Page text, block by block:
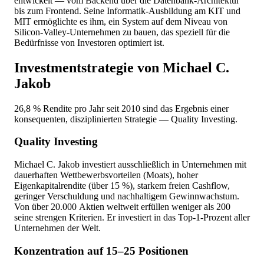
bis zum Frontend. Seine Informatik-Ausbildung am KIT und
MIT ermöglichte es ihm, ein System auf dem Niveau von
Silicon-Valley-Unternehmen zu bauen, das speziell für die
Bedürfnisse von Investoren optimiert ist.
Investmentstrategie von Michael C.
Jakob
26,8 % Rendite pro Jahr seit 2010 sind das Ergebnis einer
konsequenten, disziplinierten Strategie — Quality Investing.
Quality Investing
Michael C. Jakob investiert ausschließlich in Unternehmen mit
dauerhaften Wettbewerbsvorteilen (Moats), hoher
Eigenkapitalrendite (über 15 %), starkem freien Cashflow,
geringer Verschuldung und nachhaltigem Gewinnwachstum.
Von über 20.000 Aktien weltweit erfüllen weniger als 200
seine strengen Kriterien. Er investiert in das Top-1-Prozent aller
Unternehmen der Welt.
Konzentration auf 15–25 Positionen